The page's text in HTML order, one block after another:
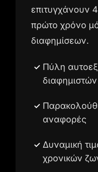
επιτυγχάνουν
πρώτο χρόνο
διαφημίσεων.
Πύλη
διαφημιστών
αναφορές
Δυναμική
χρονικών